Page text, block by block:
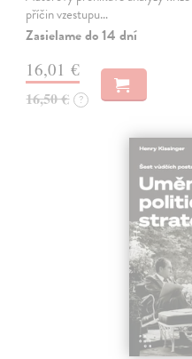
příčin vzestupu…
Zasielame do 14 dní
16,01 €
16,50 € ?